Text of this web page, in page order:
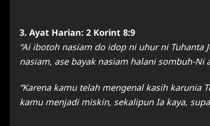
3. Ayat Harian: 2 Korint 8:9
“Ai ibotoh nasiam do idop ni uhur ni Tuhanta
nasiam, ase bayak nasiam halani sombuh-Ni
“Karena kamu telah mengenal kasih karunia
kamu menjadi miskin, sekalipun Ia kaya,